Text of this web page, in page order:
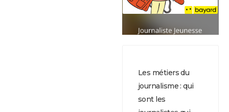
Les métiers du
journalisme : qui
sont les